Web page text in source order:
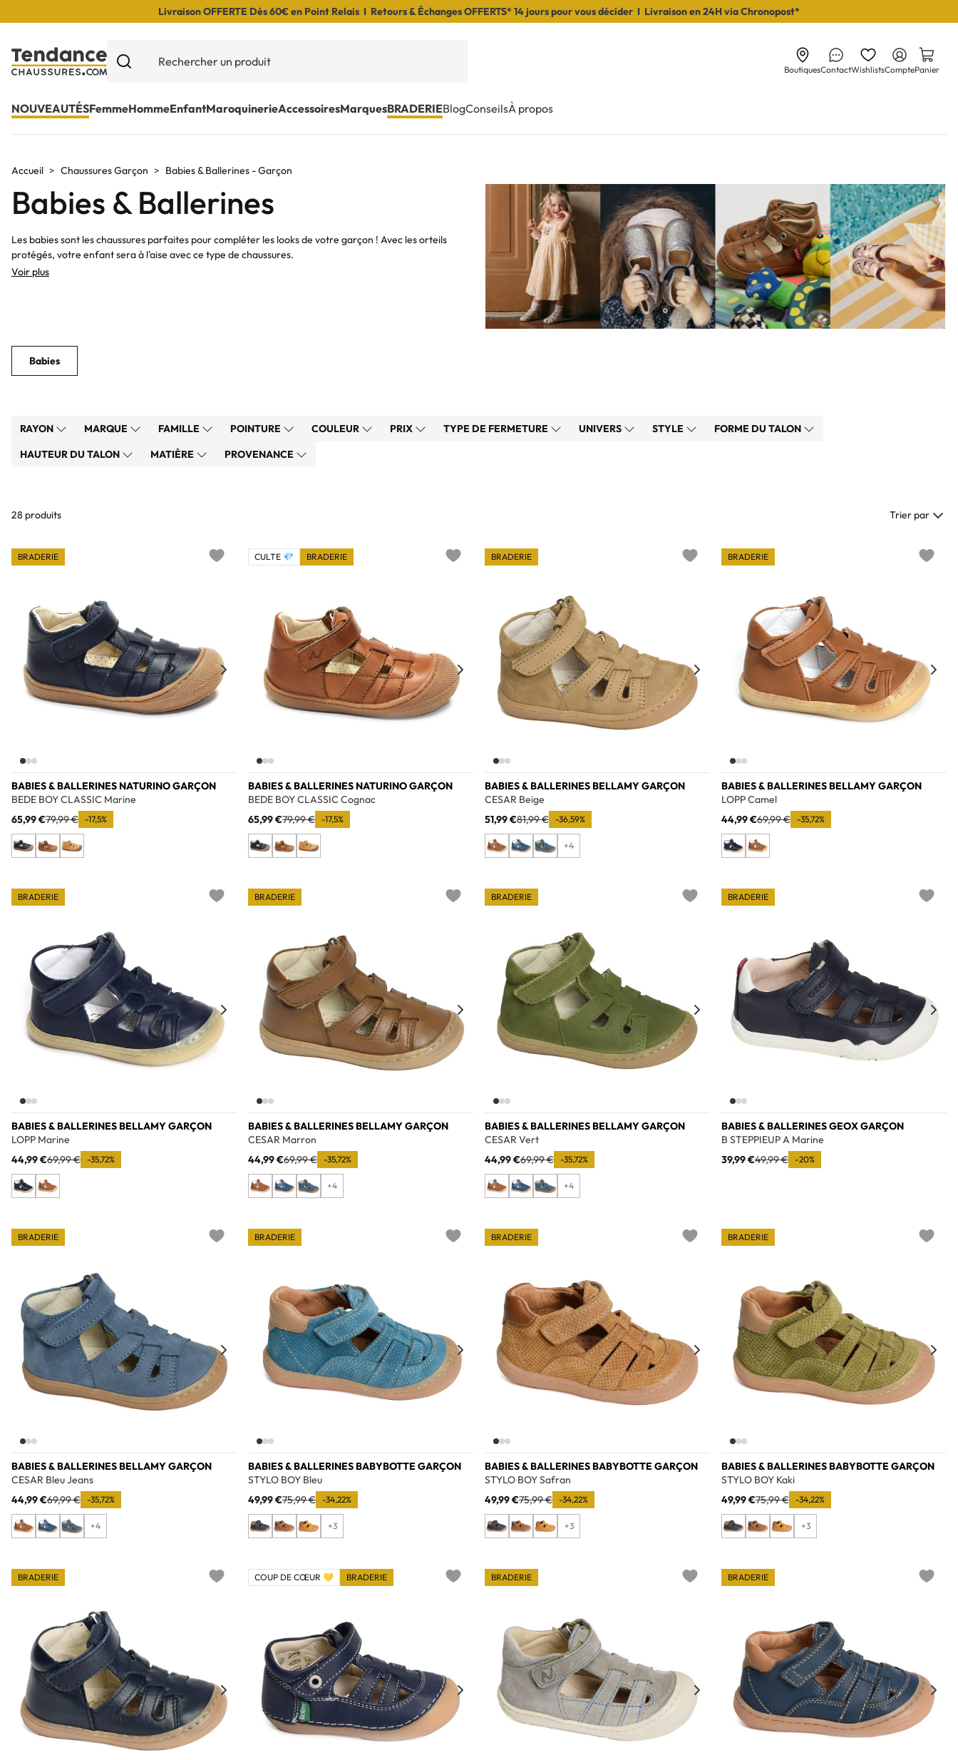
Livraison OFFERTE Dès 60€ en Point Relais I Retours & Échanges OFFERTS* 14 jours pour vous décider I Livraison en 24H via Chronopost*
BoutiquesContactWishlistsComptePanier
NOUVEAUTÉSFemmeHommeEnfantMaroquinerieAccessoiresMarquesBRADERIEBlogConseilsÀ propos
Accueil Chaussures Garçon Babies & Ballerines - Garçon
Babies & Ballerines
Les babies sont les chaussures parfaites pour compléter les looks de votre garçon ! Avec les orteils
protégés, votre enfant sera à l'aise avec ce type de chaussures.
Voir plus
Babies
RAYON MARQUE FAMILLE POINTURE COULEUR PRIX TYPE DE FERMETURE UNIVERS STYLE
FORME DU TALON
HAUTEUR DU TALON
MATIÈRE PROVENANCE
28 produits Trier par
BABIES & BALLERINES NATURINO GARÇON
BEDE BOY CLASSIC Marine
65,99 €79,99 € -17,5%
BRADERIE
BABIES & BALLERINES NATURINO GARÇON
BEDE BOY CLASSIC Cognac
65,99 €79,99 € -17,5%
CULTE 💎 BRADERIE
BABIES & BALLERINES BELLAMY GARÇON
CESAR Beige
51,99 €81,99 € -36,59%
+4
BRADERIE
BABIES & BALLERINES BELLAMY GARÇON
LOPP Camel
44,99 €69,99 € -35,72%
BRADERIE
BABIES & BALLERINES BELLAMY GARÇON
LOPP Marine
44,99 €69,99 € -35,72%
BRADERIE
BABIES & BALLERINES BELLAMY GARÇON
CESAR Marron
44,99 €69,99 € -35,72%
+4
BRADERIE
BABIES & BALLERINES BELLAMY GARÇON
CESAR Vert
44,99 €69,99 € -35,72%
+4
BRADERIE
BABIES & BALLERINES GEOX GARÇON
B STEPPIEUP A Marine
39,99 €49,99 € -20%
BRADERIE
BABIES & BALLERINES BELLAMY GARÇON
CESAR Bleu Jeans
44,99 €69,99 € -35,72%
+4
BRADERIE
BABIES & BALLERINES BABYBOTTE GARÇON
STYLO BOY Bleu
49,99 €75,99 € -34,22%
+3
BRADERIE
BABIES & BALLERINES BABYBOTTE GARÇON
STYLO BOY Safran
49,99 €75,99 € -34,22%
+3
BRADERIE
BABIES & BALLERINES BABYBOTTE GARÇON
STYLO BOY Kaki
49,99 €75,99 € -34,22%
+3
BRADERIE
BRADERIE COUP DE CŒUR 💛 BRADERIE BRADERIE BRADERIE